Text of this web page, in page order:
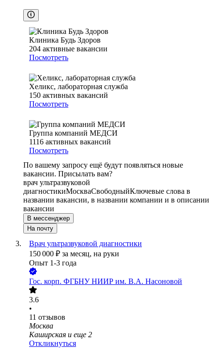
Клиника Будь Здоров
204 активные вакансии
Посмотреть
Хеликс, лабораторная служба
150 активных вакансий
Посмотреть
Группа компаний МЕДСИ
1116 активных вакансий
Посмотреть
По вашему запросу ещё будут появляться новые
вакансии. Присылать вам?
врач ультразвуковой
диагностикиМоскваСвободныйКлючевые слова в
названии вакансии, в названии компании и в описании
вакансии
В мессенджер
На почту
Врач ультразвуковой диагностики
150 000 ₽ за месяц, на руки
Опыт 1-3 года
Гос. корп. ФГБНУ НИИР им. В.А. Насоновой
3.6
•
11 отзывов
Москва
Каширская и еще 2
Откликнуться